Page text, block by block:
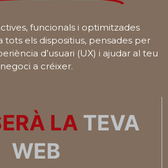
funcionals i optimitzades
tots els dispositius, pensades per
d’usuari (UX) i ajudar al teu
negoci a créixer.
LA TEVA
WEB